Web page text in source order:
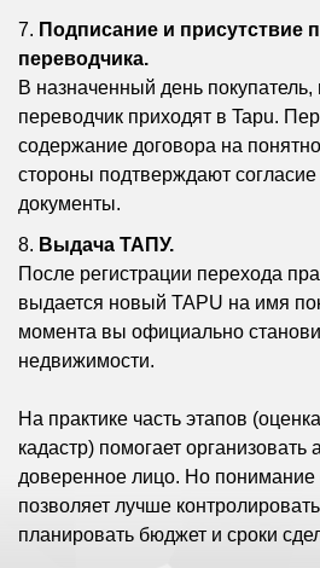
Подписание и присутствие
переводчика.
В назначенный день покупатель,
переводчик приходят в Tapu.
содержание договора на
стороны подтверждают
документы.
Выдача ТАПУ.
После регистрации перехода
выдается новый TAPU на имя
момента вы официально
недвижимости.
На практике часть этапов
кадастр) помогает организовать
доверенное лицо. Но
позволяет лучше
планировать бюджет и сроки